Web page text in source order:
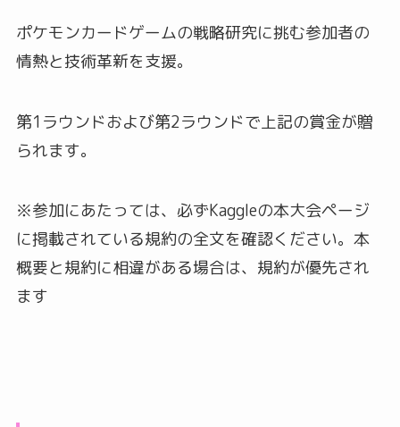
ポケモンカードゲームの戦略研究に挑む参加者の
情熱と技術革新を支援。
第1ラウンドおよび第2ラウンドで上記の賞金が贈
られます。
※参加にあたっては、必ずKaggleの本大会ページ
に掲載されている規約の全文を確認ください。本
概要と規約に相違がある場合は、規約が優先され
ます